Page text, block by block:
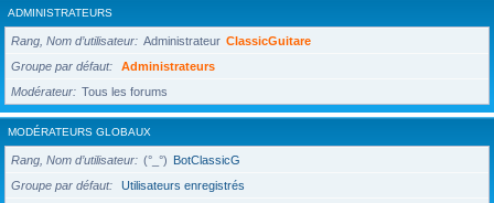
ADMINISTRATEURS
Rang, Nom d’utilisateur Administrateur ClassicGuitare
Groupe par défaut
Administrateurs
Modérateur
Tous les forums
MODÉRATEURS GLOBAUX
Rang, Nom d’utilisateur (°_°) BotClassicG
Groupe par défaut
Utilisateurs enregistrés